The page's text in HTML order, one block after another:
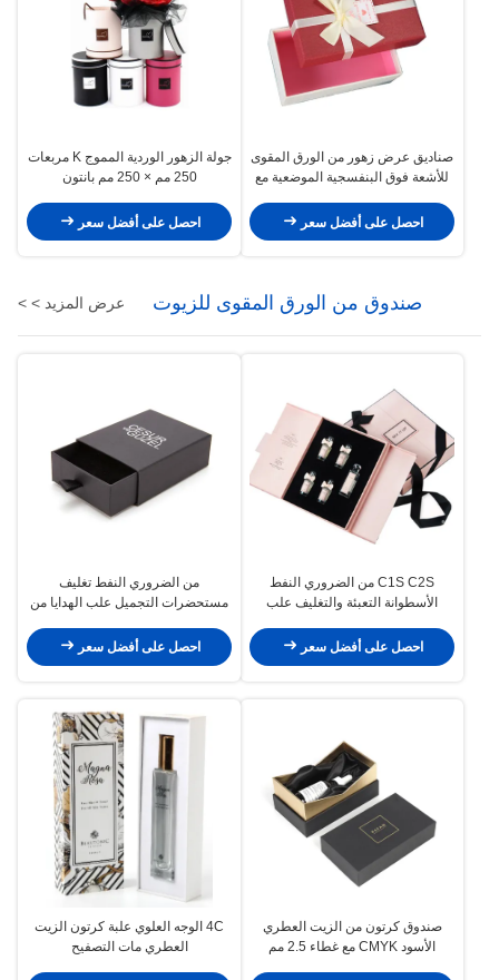
صناديق عرض زهور من الورق المقوى
للأشعة فوق البنفسجية الموضعية مع
احصل على أفضل سعر
جولة الزهور الوردية المموج K مربعات
250 مم × 250 مم بانتون
احصل على أفضل سعر
صندوق من الورق المقوى للزيوت
الأساسية
عرض المزيد > >
C1S C2S من الضروري النفط
الأسطوانة التعبئة والتغليف علب
رغوة
احصل على أفضل سعر
من الضروري النفط تغليف
مستحضرات التجميل علب الهدايا من
المموج
احصل على أفضل سعر
صندوق كرتون من الزيت العطري
الأسود CMYK مع غطاء 2.5 مم
4C الوجه العلوي علبة كرتون الزيت
العطري مات التصفيح